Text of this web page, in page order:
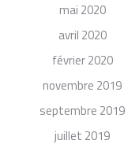
mai 2020
avril 2020
février 2020
novembre 2019
septembre 2019
juillet 2019